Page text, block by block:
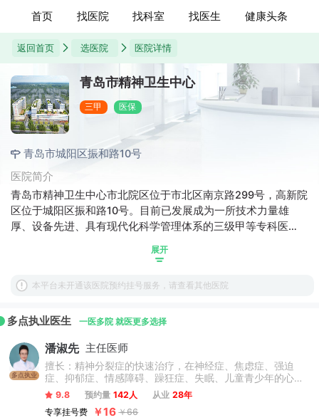
首页 找医院 找科室 找医生 健康头条
返回首页 选医院 医院详情
青岛市精神卫生中心
三甲 医保
青岛市城阳区振和路10号
医院简介
青岛市精神卫生中心市北院区位于市北区南京路299号，高新院
区位于城阳区振和路10号。目前已发展成为一所技术力量雄
厚、设备先进、具有现代化科学管理体系的三级甲等专科医
教学、科研、康复、司法鉴定及对外学术交流等任务，是国家
合诊疗中心、国家住院医师规范化培训精神科协同基地、山东
心、青岛大学心理卫生研究所，青岛大学第十四临床医学院，
教学医院，山东省精神医学三大临床、科研、教学基地之一。
展开
本平台未开通该医院预约挂号服务，请查看其他医院
多点执业医生 一医多院 就医更多选择
多点执业
潘淑先 主任医师
擅长：精神分裂症的快速治疗，在神经症、焦虑症、强迫
症、抑郁症、情感障碍、躁狂症、失眠、儿童青少年的心理
卫生问题，老年期的精神疾病方面有着独特的见解，对酒精
中毒等方面的治疗有很好的效果。
9.8 预约量 142人 从业 28年
专享挂号费
￥16 ￥66